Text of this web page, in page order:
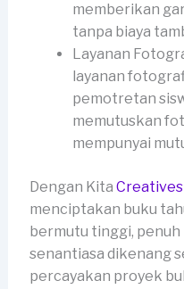
memberikan
tanpa biaya
Layanan
layanan
pemotretan
memutuskan
mempunyai
Dengan Kita
menciptakan buku
bermutu tinggi, penuh
senantiasa dikenang
percayakan proyek